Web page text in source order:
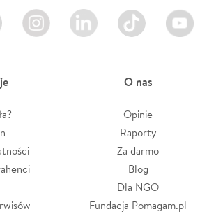
Instagram LinkedIn TikTok Youtube
O nas
Opinie
Raporty
Za darmo
Blog
Dla NGO
Fundacja Pomagam.pl